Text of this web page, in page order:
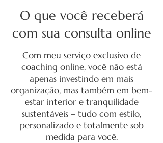
O que você receberá
com sua consulta online
Com meu serviço exclusivo de
coaching online, você não está
apenas investindo em mais
organização, mas também em bem-
estar interior e tranquilidade
sustentáveis ​​– tudo com estilo,
personalizado e totalmente sob
medida para você.